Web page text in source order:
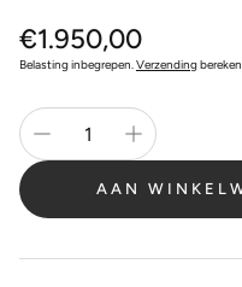
Normale
prijs
€1.950,00
Belasting inbegrepen.Verzending
AAN